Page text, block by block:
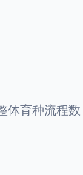
体育种流程数